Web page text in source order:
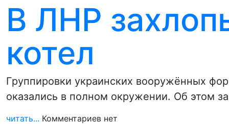
В ЛНР
котел
Группировки украинских вооружённых
оказались в полном окружении. Об этом
читать... Комментариев нет